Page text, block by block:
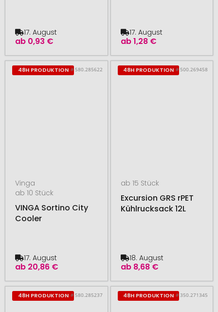
ab 0,93 €
17. August
ab1,28 €
17. August
48H PRODUKTION # 580.285622
Vinga
ab 10 Stück
VINGA Sortino City
Cooler
ab 20,86 €
17. August
48H PRODUKTION # 500.269458
ab 15 Stück
Excursion GRS rPET
Kühlrucksack 12L
ab 8,68 €
18. August
48H PRODUKTION # 580.285237 48H PRODUKTION # 350.271345